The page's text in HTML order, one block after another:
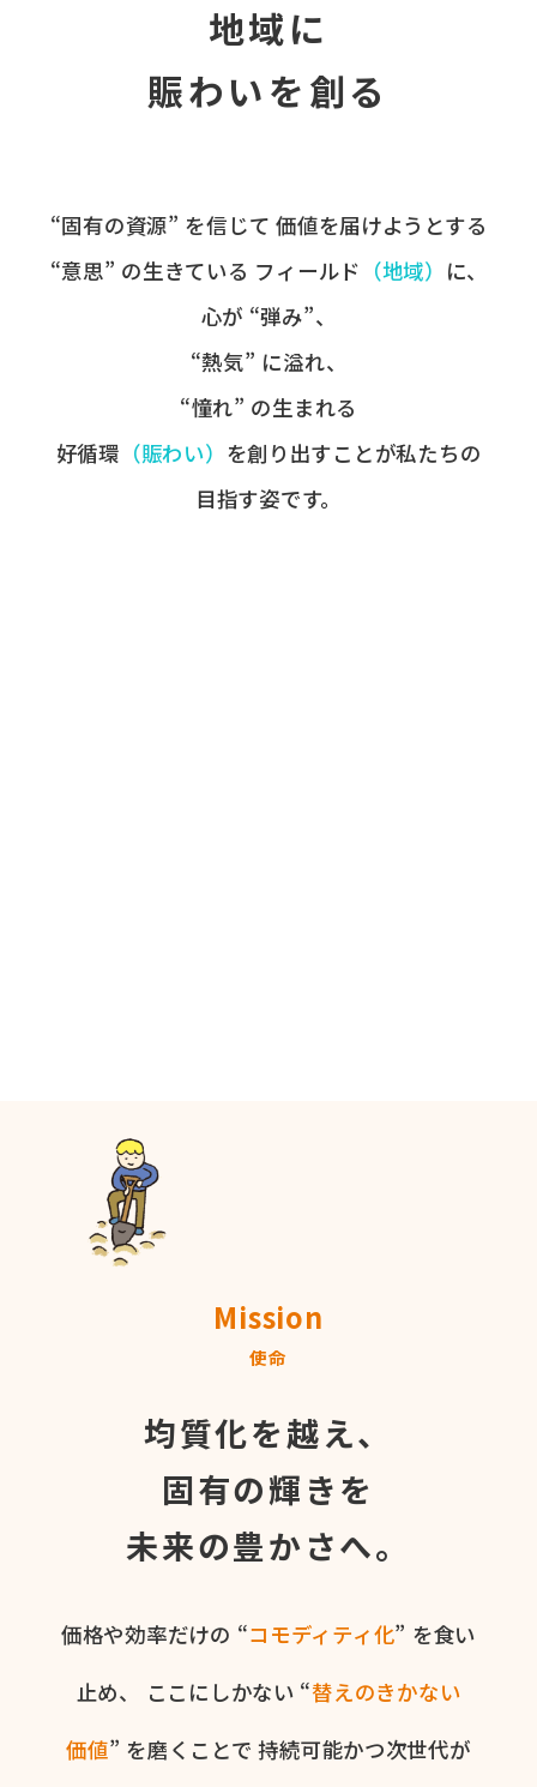
地域に
賑わいを創る
“固有の​資源” を​信じて 価値を​届けようとする​
“意思” の​生きている フィールド ​（地域） に、
心が​ “弾み”、
“熱気” に​溢れ、
“憧れ” の​生まれる
好循環 ​（賑わい） を​創り出すことが​私たちの​
目指す姿です。​
Mission
使命
均質化を越え、
固有の輝きを
未来の豊かさへ。
価格や​効率だけの​ “コモディティ化” を​食い​
止め、
ここに​しかない​ “替えの​きかない​
価値” を​磨く​ことで 持続可能かつ次世代が​